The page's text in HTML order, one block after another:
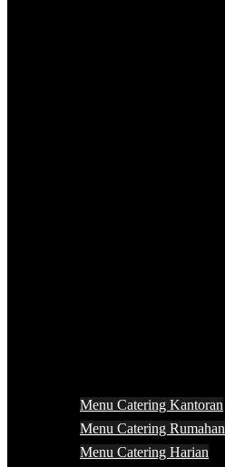
Menu Catering Kantoran
Menu Catering Rumahan
Menu Catering Harian